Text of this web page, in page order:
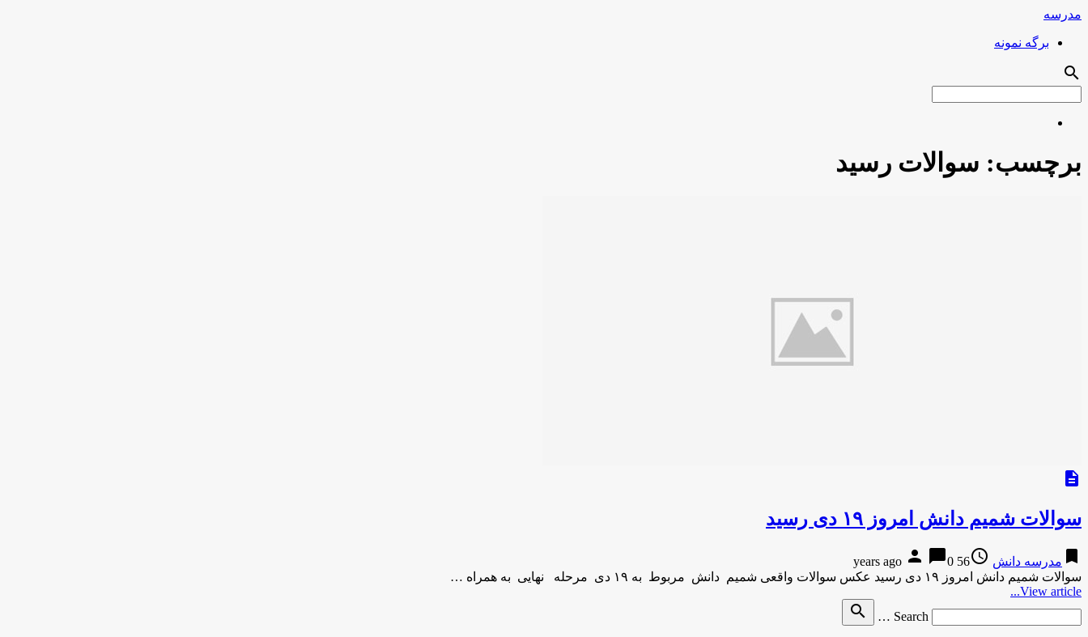
مدرسه
برگه نمونه
search
برچسب: سوالات رسید
description
سوالات شمیم دانش امروز ۱۹ دی رسید
bookmark مدرسه دانش access_time
56 years ago
person chat_bubble0
سوالات شمیم دانش امروز ۱۹ دی رسید عکس سوالات واقعی شمیم دانش مربوط به ۱۹ دی مرحله نهایی به همراه …
View article...
Search …
search